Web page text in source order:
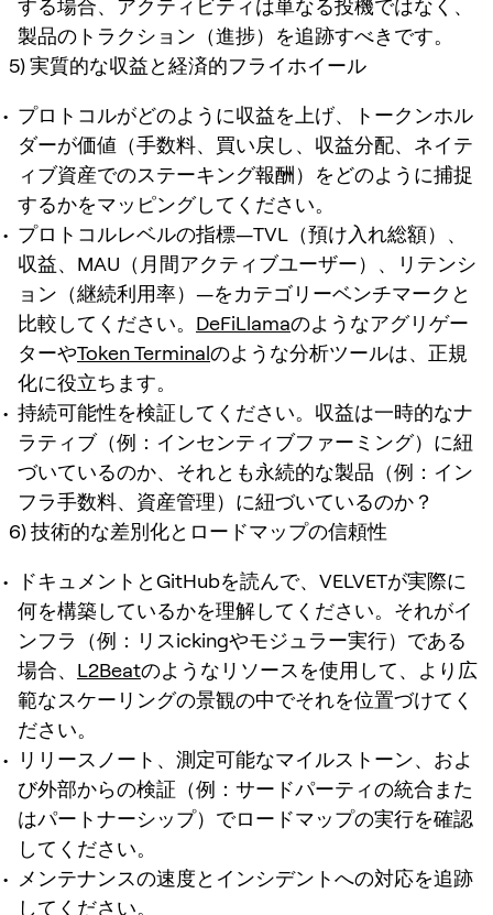
する場合、アクティビティは単なる投機ではなく、
製品のトラクション（進捗）を追跡すべきです。
5) 実質的な収益と経済的フライホイール
プロトコルがどのように収益を上げ、トークンホル
ダーが価値（手数料、買い戻し、収益分配、ネイテ
ィブ資産でのステーキング報酬）をどのように捕捉
するかをマッピングしてください。
プロトコルレベルの指標—TVL（預け入れ総額）、
収益、MAU（月間アクティブユーザー）、リテンシ
ョン（継続利用率）—をカテゴリーベンチマークと
比較してください。 DeFiLlamaのようなアグリゲー
ターやToken Terminalのような分析ツールは、正規
化に役立ちます。
持続可能性を検証してください。収益は一時的なナ
ラティブ（例：インセンティブファーミング）に紐
づいているのか、それとも永続的な製品（例：イン
フラ手数料、資産管理）に紐づいているのか？
6) 技術的な差別化とロードマップの信頼性
ドキュメントとGitHubを読んで、VELVETが実際に
何を構築しているかを理解してください。それがイ
ンフラ（例：リスickingやモジュラー実行）である
場合、 L2Beatのようなリソースを使用して、より広
範なスケーリングの景観の中でそれを位置づけてく
ださい。
リリースノート、測定可能なマイルストーン、およ
び外部からの検証（例：サードパーティの統合また
はパートナーシップ）でロードマップの実行を確認
してください。
メンテナンスの速度とインシデントへの対応を追跡
してください。